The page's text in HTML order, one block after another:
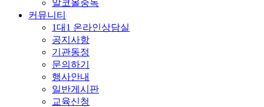
알코올중독
커뮤니티
1대1 온라인상담실
공지사항
기관동정
문의하기
행사안내
일반게시판
교육신청